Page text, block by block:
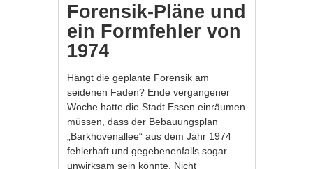
Forensik-Pläne und
ein Formfehler von
1974
Hängt die geplante Forensik am
seidenen Faden? Ende vergangener
Woche hatte die Stadt Essen einräumen
müssen, dass der Bebauungsplan
„Barkhovenallee“ aus dem Jahr 1974
fehlerhaft und gegebenenfalls sogar
unwirksam sein könnte. Nicht